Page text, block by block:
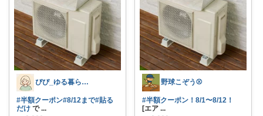
ぴぴ_ゆる暮らし🌿
#半額クーポン#8/12まで#貼る
だけ で ...
野球こぞう⚾️
#半額クーポン！8/1〜8/12！
[エア ...